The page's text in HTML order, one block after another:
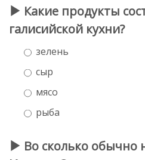
Какие продукты
галисийской кухни?
зелень
сыр
мясо
рыба
Во сколько обычно